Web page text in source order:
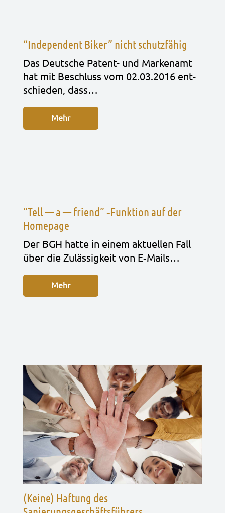
“Independent Biker” nicht schutzfähig
Das Deut­sche Patent- und Mar­ken­amt
hat mit Beschluss vom 02.03.2016 ent­
schie­den, dass…
Mehr
“Tell — a — friend” ‑Funktion auf der
Homepage
Der BGH hatte in einem aktu­el­len Fall
über die Zuläs­sig­keit von E‑Mails…
Mehr
(Keine) Haftung des